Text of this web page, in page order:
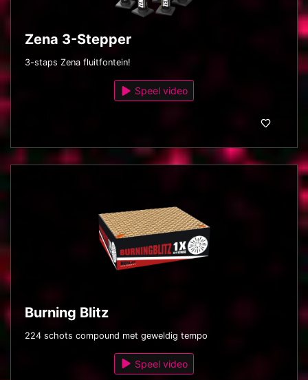
Zena 3-Stepper
3-staps Zena fluitfontein!
Speel video
Burning Blitz
224 schots compound met geweldig tempo
Speel video